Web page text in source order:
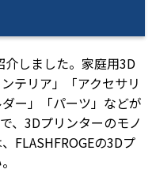
しました。家庭用3D
テリア」「アクセサリ
ー」「パーツ」などが
、3Dプリンターのモノ
FLASHFROGEの3Dプ